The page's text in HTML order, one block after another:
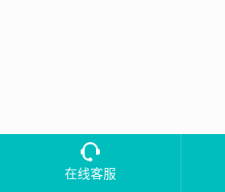
在线客服